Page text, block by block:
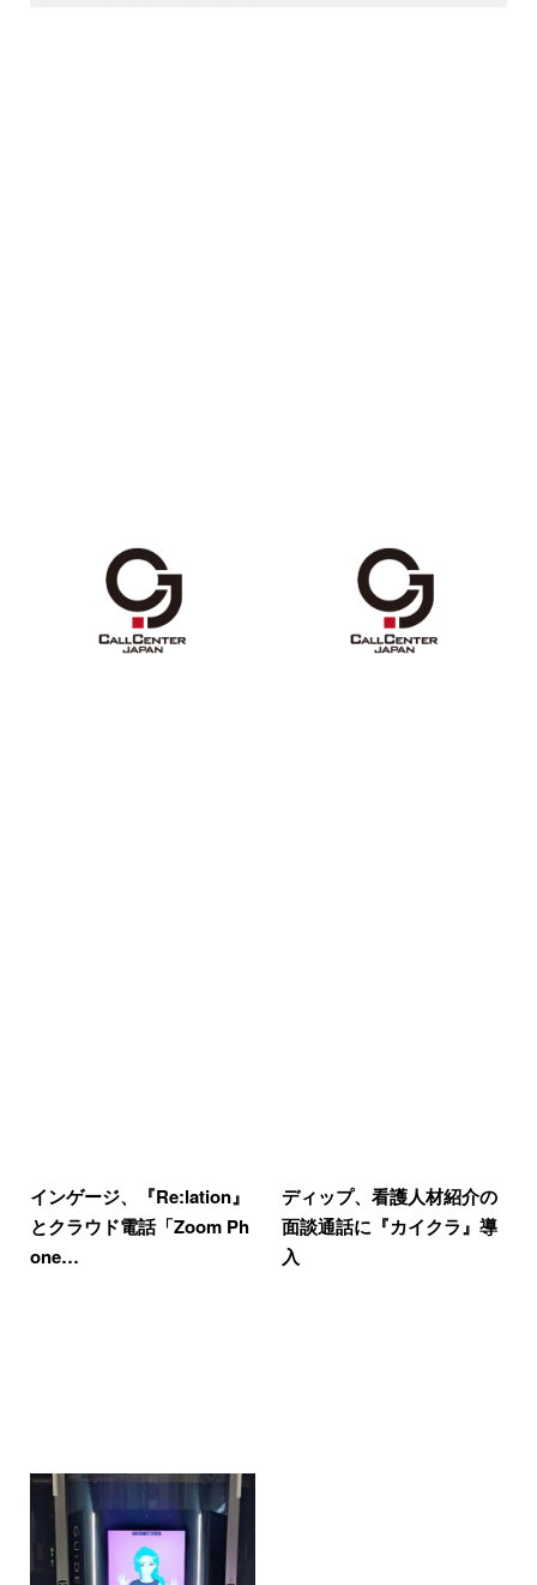
インゲージ、『Re:lation』
とクラウド電話「Zoom Ph
one…
ディップ、看護人材紹介の
面談通話に『カイクラ』導
入